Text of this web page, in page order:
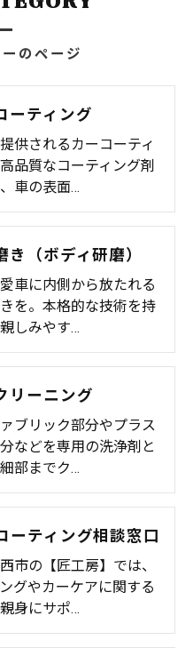
のページ
ーティング
供されるカーコーティ
品質なコーティング剤
車の表面…
き（ボディ研磨）
車に内側から放たれる
を。本格的な技術を持
しみやす…
リーニング
ブリック部分やプラス
などを専用の洗浄剤と
部までク…
ーティング相談窓口
市の【匠工房】では、
グやカーケアに関する
身にサポ…